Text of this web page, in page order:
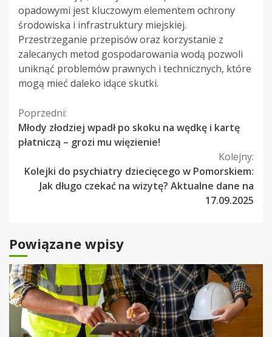
opadowymi jest kluczowym elementem ochrony
środowiska i infrastruktury miejskiej.
Przestrzeganie przepisów oraz korzystanie z
zalecanych metod gospodarowania wodą pozwoli
uniknąć problemów prawnych i technicznych, które
mogą mieć daleko idące skutki.
Kontynuuj
czytanie
Poprzedni:
Młody złodziej wpadł po skoku na wędkę i kartę
płatniczą – grozi mu więzienie!
Kolejny:
Kolejki do psychiatry dziecięcego w Pomorskiem:
Jak długo czekać na wizytę? Aktualne dane na
17.09.2025
Powiązane wpisy